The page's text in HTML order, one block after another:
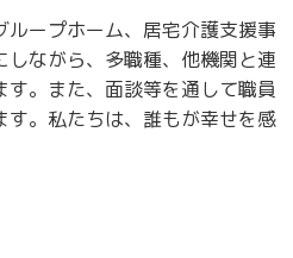
ープホーム、居宅介護支援事
ながら、多職種、他機関と連
。また、面談等を通して職員
。私たちは、誰もが幸せを感